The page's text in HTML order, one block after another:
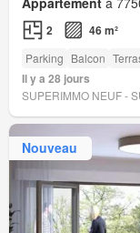
2 46 m²
Parking Balcon
Il y a 28 jours
SUPERIMMO NEUF -
Nouveau